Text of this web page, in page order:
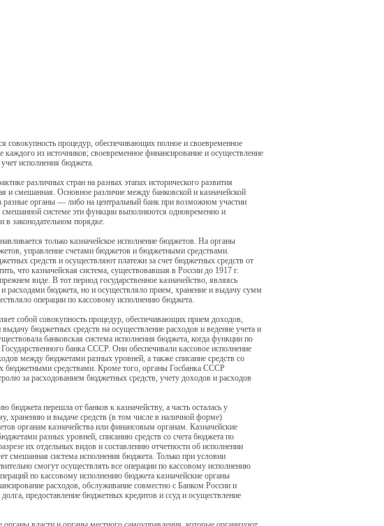
совокупность процедур, обеспечивающих полное и своевременное
из источников; своевременное финансирование и осуществление
исполнения бюджета.
различных стран на разных этапах исторического развития
и смешанная. Основное различие между банковской и казначейской
органы — либо на центральный банк при возможном участии
системе эти функции выполняются одновременно и
законодательном порядке.
только казначейское исполнение бюджетов. На органы
управление счетами бюджетов и бюджетными средствами.
средств и осуществляют платежи за счет бюджетных средств от
что казначейская система, существовавшая в России до 1917 г.
виде. В тот период государственное казначейство, являясь
расходами бюджета, но и осуществляло прием, хранение и выдачу сумм
операции по кассовому исполнению бюджета.
собой совокупность процедур, обеспечивающих прием доходов,
бюджетных средств на осуществление расходов и ведение учета и
банковская система исполнения бюджета, когда функции по
банка СССР. Они обеспечивали кассовое исполнение
между бюджетами разных уровней, а также списание средств со
бюджетными средствами. Кроме того, органы Госбанка СССР
за расходованием бюджетных средств, учету доходов и расходов
перешла от банков к казначейству, а часть осталась у
хранению и выдаче средств (в том числе в наличной форме)
органам казначейства или финансовым органам. Казначейские
разных уровней, списанию средств со счета бюджета по
их отдельных видов и составлению отчетности об исполнении
смешанная система исполнения бюджета. Только при условии
смогут осуществлять все операции по кассовому исполнению
по кассовому исполнению бюджета казначейские органы
расходов, обслуживание совместно с Банком России и
предоставление бюджетных кредитов и ссуд и осуществление